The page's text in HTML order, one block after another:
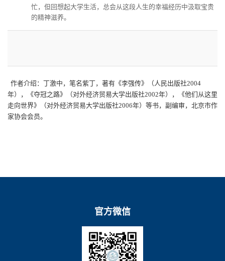
忙，但回想起大学生活，总会从这段人生的幸福经历中汲取宝贵
的精神滋养。
作者介绍：丁激中，笔名紫丁，著有《李强传》（人民出版社2004
年），《夺冠之路》（对外经济贸易大学出版社2002年），《他们从这里
走向世界》（对外经济贸易大学出版社2006年）等书，副编审，北京市作
家协会会员。
官方微信